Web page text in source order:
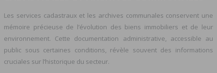
Les services cadastraux et les archives communales conservent une
mémoire précieuse de l’évolution des biens immobiliers et de leur
environnement. Cette documentation administrative, accessible au
public sous certaines conditions, révèle souvent des informations
cruciales sur l’historique du secteur.